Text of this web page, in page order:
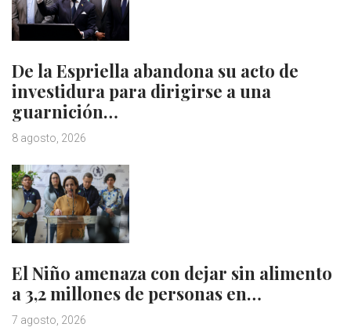
De la Espriella abandona su acto de
investidura para dirigirse a una
guarnición…
8 agosto, 2026
El Niño amenaza con dejar sin alimento
a 3,2 millones de personas en…
7 agosto, 2026